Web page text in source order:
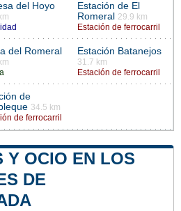
del Hoyo
Estación de El
Romeral
29.9 km
Estación de ferrocarril
del Romeral Estación Batanejos
31.7 km
Estación de ferrocarril
de
34.5 km
de ferrocarril
Y OCIO EN LOS
DE